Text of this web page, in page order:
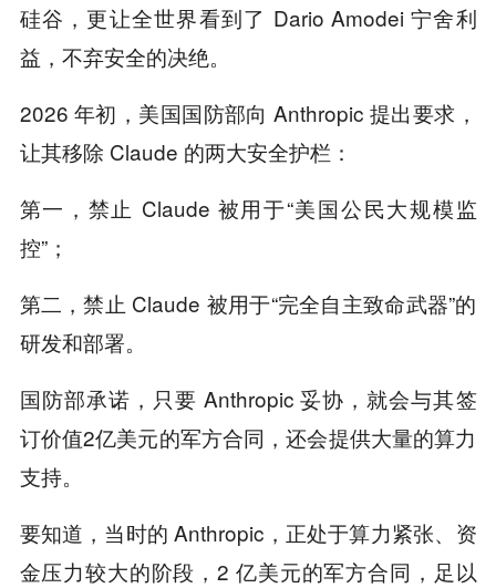
硅谷，更让全世界看到了 Dario Amodei 宁舍利
益，不弃安全的决绝。
2026 年初，美国国防部向 Anthropic 提出要求，
让其移除 Claude 的两大安全护栏：
第一，禁止 Claude 被用于“美国公民大规模监
控”；
第二，禁止 Claude 被用于“完全自主致命武器”的
研发和部署。
国防部承诺，只要 Anthropic 妥协，就会与其签
订价值2亿美元的军方合同，还会提供大量的算力
支持。
要知道，当时的 Anthropic，正处于算力紧张、资
金压力较大的阶段，2 亿美元的军方合同，足以